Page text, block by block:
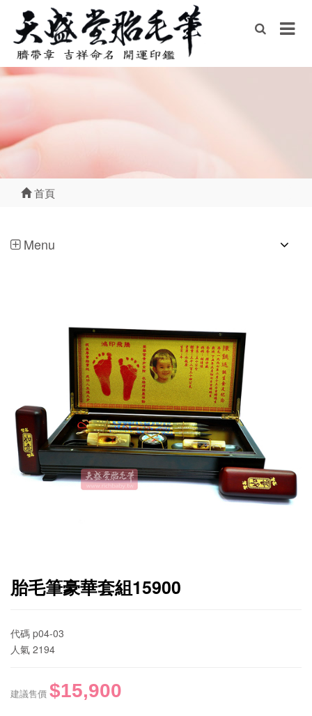
首頁
Menu
胎毛筆豪華套組15900
代碼 p04-03
人氣 2194
建議售價 $15,900